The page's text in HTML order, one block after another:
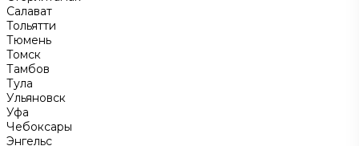
Салават
Тольятти
Тюмень
Томск
Тамбов
Тула
Ульяновск
Уфа
Чебоксары
Энгельс